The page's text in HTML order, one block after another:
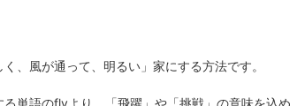
、風が通って、明るい」家にする方法です。
単語のflyより、「飛躍」や「挑戦」の意味を込め、